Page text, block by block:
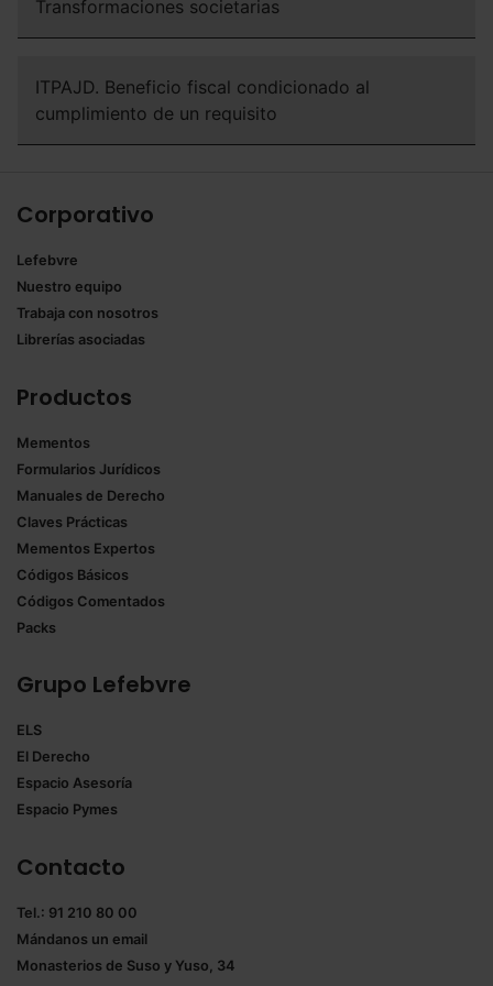
Saber más acerca de las cookies
Transformaciones societarias
ITPAJD. Beneficio fiscal condicionado al
cumplimiento de un requisito
Corporativo
Lefebvre
Nuestro equipo
Trabaja con nosotros
Librerías asociadas
Productos
Mementos
Formularios Jurídicos
Manuales de Derecho
Claves Prácticas
Mementos Expertos
Códigos Básicos
Códigos Comentados
Packs
Grupo Lefebvre
ELS
El Derecho
Espacio Asesoría
Espacio Pymes
Contacto
Tel.: 91 210 80 00
Mándanos un email
Monasterios de Suso y Yuso, 34